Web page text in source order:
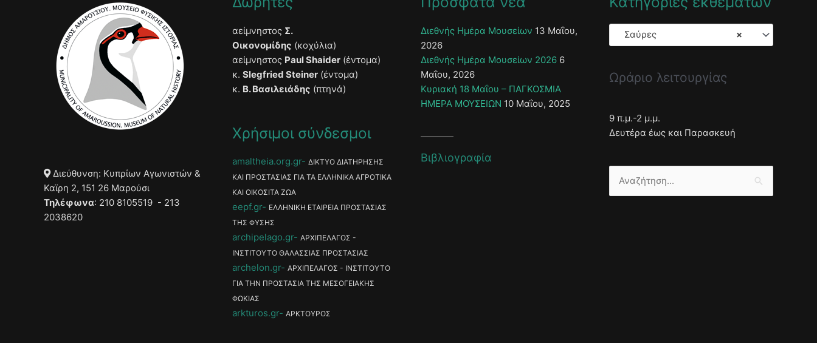
Διεύθυνση: Κυπρίων Αγωνιστών &
Καϊρη 2, 151 26 Μαρούσι
Τηλέφωνα: 210 8105519 - 213
2038620
αείμνηστος Σ.
Οικονομίδης (κοχύλια)
αείμνηστος Paul Shaider (έντομα)
κ. Slegfried Steiner (έντομα)
κ. Β. Βασιλειάδης (πτηνά)
Χρήσιμοι σύνδεσμοι
amaltheia.org.gr
ΔΙΚΤΥΟ ΔΙΑΤΗΡΗΣΗΣ
ΚΑΙ ΠΡΟΣΤΑΣΙΑΣ ΓΙΑ ΤΑ ΕΛΛΗΝΙΚΑ ΑΓΡΟΤΙΚΑ
ΚΑΙ ΟΙΚΟΣΙΤΑ ΖΩΑ
eepf.gr
ΕΛΛΗΝΙΚΗ ΕΤΑΙΡΕΙΑ ΠΡΟΣΤΑΣΙΑΣ
ΤΗΣ ΦΥΣΗΣ
archipelago.gr
ΑΡΧΙΠΕΛΑΓΟΣ -
ΙΝΣΤΙΤΟΥΤΟ ΘΑΛΑΣΣΙΑΣ ΠΡΟΣΤΑΣΙΑΣ
archelon.gr
ΑΡΧΙΠΕΛΑΓΟΣ - ΙΝΣΤΙΤΟΥΤΟ
ΓΙΑ ΤΗΝ ΠΡΟΣΤΑΣΙΑ ΤΗΣ ΜΕΣΟΓΕΙΑΚΗΣ
ΦΩΚΙΑΣ
arkturos.gr ΑΡΚΤΟΥΡΟΣ
Διεθνής Ημέρα Μουσείων 13 Μαΐου,
2026
Διεθνής Ημέρα Μουσείων 2026 6
Μαΐου, 2026
Κυριακή 18 Μαΐου – ΠΑΓΚΟΣΜΙΑ
ΗΜΕΡΑ ΜΟΥΣΕΙΩΝ 10 Μαΐου, 2025
Βιβλιογραφία
×
Σαύρες
Ωράριο λειτουργίας
9 π.μ.-2 μ.μ.
Δευτέρα έως και Παρασκευή
Αναζήτηση
για: